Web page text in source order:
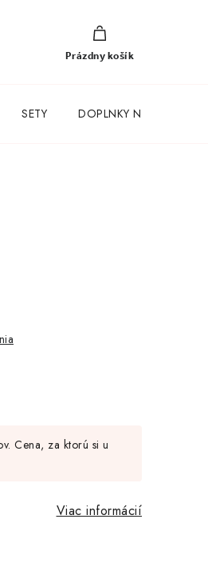
NÁKUPNÝ
KOŠÍK
Prázdny košík
SETY DOPLNKY NA KAŽDÝ
Cena, za ktorú si u
Viac informácií